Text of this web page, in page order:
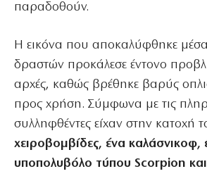
παραδοθούν.
Η εικόνα που αποκαλύφθηκε
δραστών προκάλεσε έντονο
αρχές, καθώς βρέθηκε βαρύς
προς χρήση. Σύμφωνα με τις
συλληφθέντες είχαν στην κατοχή
χειροβομβίδες, ένα καλάσνικοφ,
υποπολυβόλο τύπου Scorpion